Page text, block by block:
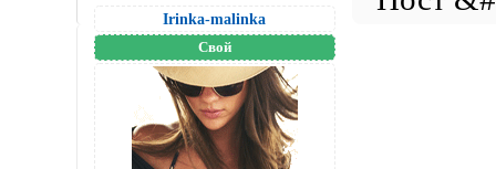
Irinka-malinka
Свой